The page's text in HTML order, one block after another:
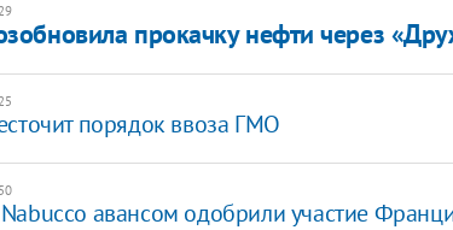
прокачку нефти через
порядок ввоза ГМО
авансом одобрили участие